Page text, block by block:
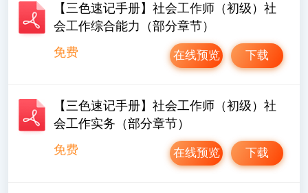
【三色速记手册】社会工作师（初级）社
会工作综合能力（部分章节）
免费
下载
在线预览
【三色速记手册】社会工作师（初级）社
会工作实务（部分章节）
免费
下载
在线预览